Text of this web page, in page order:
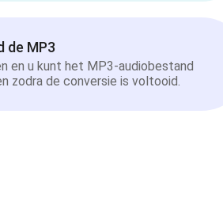
de MP3
en u kunt het MP3-audiobestand
zodra de conversie is voltooid.